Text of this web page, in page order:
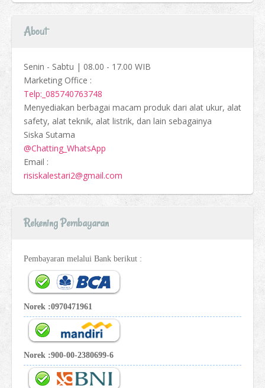
About
Senin - Sabtu | 08.00 - 17.00 WIB
Marketing Office :
Telp:_085740763748
Menyediakan berbagai macam produk dari alat ukur, alat
safety, alat teknik, alat listrik, dan lain sebagainya
Siska Sutama
@Chatting_WhatsApp
Email :
risiskalestari2@gmail.com
Rekening Pembayaran
Pembayaran melalui Bank berikut :
Norek :0970471961
Norek :900-00-2380699-6